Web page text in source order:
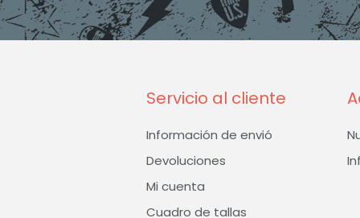
Servicio al cliente
Información de envió
Devoluciones
Mi cuenta
Cuadro de tallas